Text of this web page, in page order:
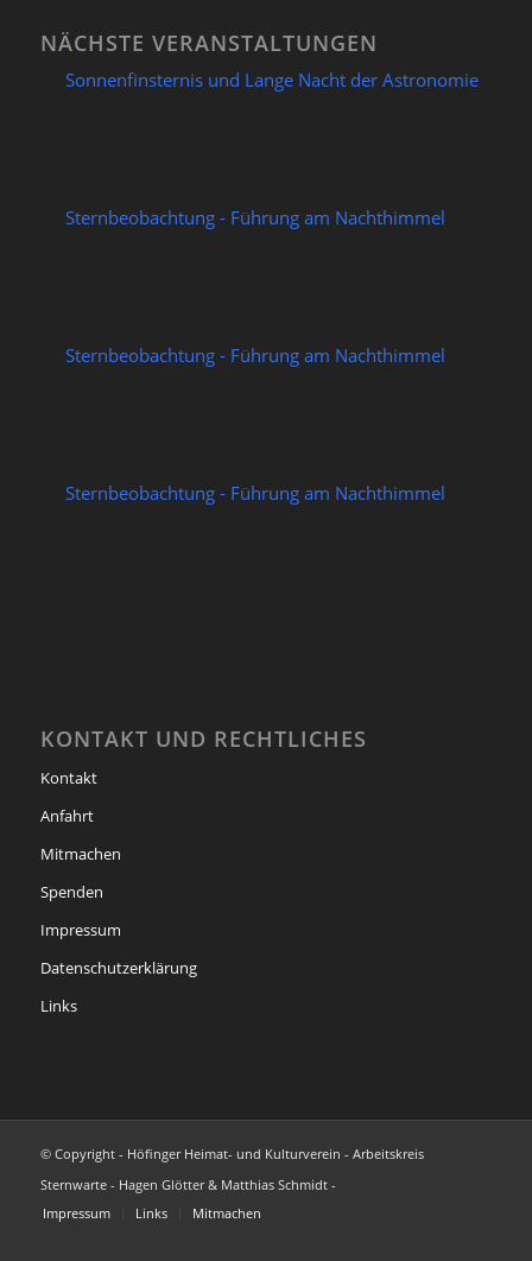
NÄCHSTE VERANSTALTUNGEN
Sonnenfinsternis und Lange Nacht der Astronomie
Sternbeobachtung - Führung am Nachthimmel
Sternbeobachtung - Führung am Nachthimmel
Sternbeobachtung - Führung am Nachthimmel
KONTAKT UND RECHTLICHES
Kontakt
Anfahrt
Mitmachen
Spenden
Impressum
Datenschutzerklärung
Links
© Copyright - Höfinger Heimat- und Kulturverein - Arbeitskreis
Sternwarte - Hagen Glötter & Matthias Schmidt -
Impressum
Links Mitmachen